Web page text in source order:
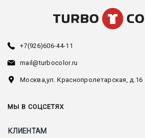
+7(926)606-44-11
mail@turbocolor.ru
Москва,ул. Краснопролетарская, д.16
МЫ В СОЦСЕТЯХ
КЛИЕНТАМ